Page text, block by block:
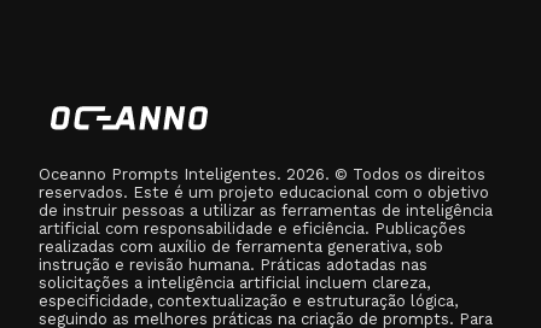
Oceanno Prompts Inteligentes. 2026. © Todos os direitos
reservados. Este é um projeto educacional com o objetivo
de instruir pessoas a utilizar as ferramentas de inteligência
artificial com responsabilidade e eficiência. Publicações
realizadas com auxílio de ferramenta generativa, sob
instrução e revisão humana. Práticas adotadas nas
solicitações a inteligência artificial incluem clareza,
especificidade, contextualização e estruturação lógica,
seguindo as melhores práticas na criação de prompts. Para